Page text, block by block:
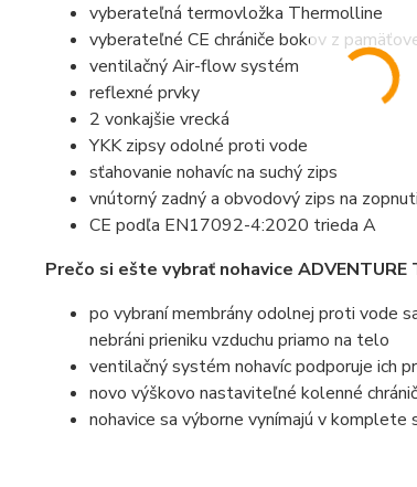
vyberateľná termovložka Thermolline
vyberateľné CE chrániče bokov z
ventilačný Air-flow systém
reflexné prvky
2 vonkajšie vrecká
YKK zipsy odolné proti vode
sťahovanie nohavíc na suchý zips
vnútorný zadný a obvodový zips na
CE podľa EN17092-4:2020 trieda A
Prečo si ešte vybrať nohavice ADVENTURE
po vybraní membrány odolnej proti vode
nebráni prieniku vzduchu priamo na telo
ventilačný systém nohavíc podporuje ich
novo výškovo nastaviteľné kolenné
nohavice sa výborne vynímajú v